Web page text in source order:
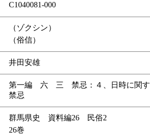
C1040081-000
（ゾクシン）
（俗信）
井田安雄
第一編 六 三 禁忌：４、日時に関
禁忌
群馬県史 資料編26 民俗2
26巻